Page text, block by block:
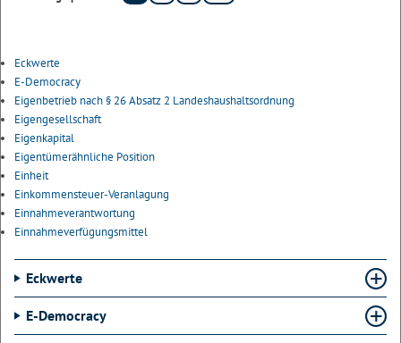
Eckwerte
E-Democracy
Eigenbetrieb nach § 26 Absatz 2 Landeshaushaltsordnung
Eigengesellschaft
Eigenkapital
Eigentümerähnliche Position
Einheit
Einkommensteuer-Veranlagung
Einnahmeverantwortung
Einnahmeverfügungsmittel
Eckwerte
E-Democracy